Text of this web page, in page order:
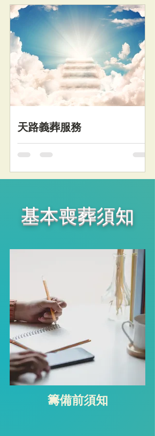
天路義葬服務
殯葬服務支援
​基本喪葬須知
籌備前須知